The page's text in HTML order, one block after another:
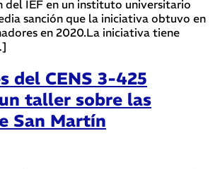
del IEF en un instituto universitario
sanción que la iniciativa obtuvo en
en 2020.La iniciativa tiene
del CENS 3-425
taller sobre las
San Martín